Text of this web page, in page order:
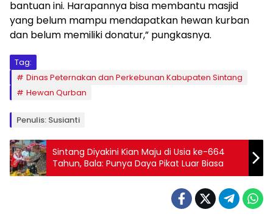
bantuan ini. Harapannya bisa membantu masjid
yang belum mampu mendapatkan hewan kurban
dan belum memiliki donatur,” pungkasnya.
Tag:
Dinas Peternakan dan Perkebunan Kabupaten Sintang
Hewan Qurban
Penulis: Susianti
Sintang Diyakini Kian Maju di Usia ke-664
Tahun, Bala: Punya Daya Pikat Luar Biasa